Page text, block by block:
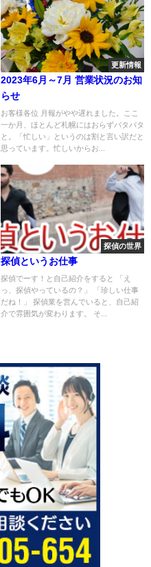
更新情報
2023年6月～7月 営業状況のお知
らせ
お客様各位 月報がやや遅れました。ここ
一か月、ほとんど札幌にはおらずバタバタ
と。「忙しい」というのは割と言い訳だと
思っています。忙しいからお...
探偵の世界
探偵というお仕事
探偵でーす！と自己紹介をすると 「え
っ、探偵やっているの？」 「珍しい仕事
だね！」 探偵業を営んでいると、自己紹
介で雰囲気が変わります。 そ...